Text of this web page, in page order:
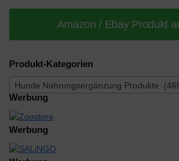
Amazon / Ebay Produkt
Produkt-Kategorien
Hunde Nahrungsergänzung Produkte
Werbung
Werbung